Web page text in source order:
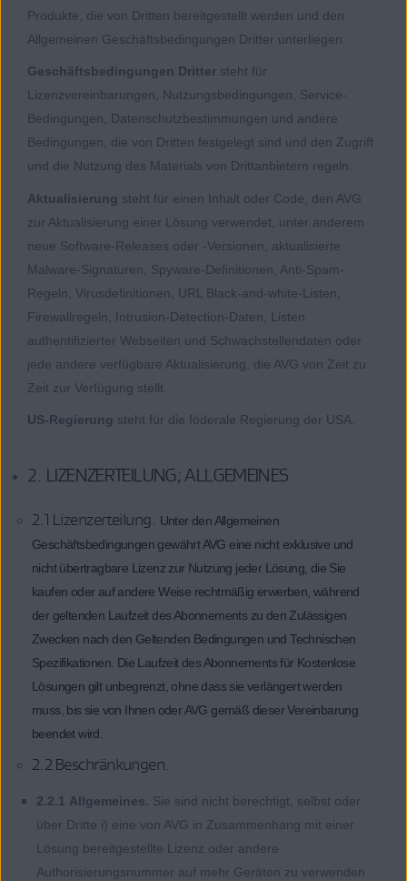
Produkte, die von Dritten bereitgestellt werden und den
Allgemeinen Geschäftsbedingungen Dritter unterliegen.
Geschäftsbedingungen Dritter steht für
Lizenzvereinbarungen, Nutzungsbedingungen, Service-
Bedingungen, Datenschutzbestimmungen und andere
Bedingungen, die von Dritten festgelegt sind und den Zugriff
und die Nutzung des Materials von Drittanbietern regeln.
Aktualisierung steht für einen Inhalt oder Code, den AVG
zur Aktualisierung einer Lösung verwendet, unter anderem
neue Software-Releases oder -Versionen, aktualisierte
Malware-Signaturen, Spyware-Definitionen, Anti-Spam-
Regeln, Virusdefinitionen, URL Black-and-white-Listen,
Firewallregeln, Intrusion-Detection-Daten, Listen
authentifizierter Webseiten und Schwachstellendaten oder
jede andere verfügbare Aktualisierung, die AVG von Zeit zu
Zeit zur Verfügung stellt.
US-Regierung steht für die föderale Regierung der USA.
2. LIZENZERTEILUNG; ALLGEMEINES
2.1 Lizenzerteilung. Unter den Allgemeinen
Geschäftsbedingungen gewährt AVG eine nicht exklusive und
nicht übertragbare Lizenz zur Nutzung jeder Lösung, die Sie
kaufen oder auf andere Weise rechtmäßig erwerben, während
der geltenden Laufzeit des Abonnements zu den Zulässigen
Zwecken nach den Geltenden Bedingungen und Technischen
Spezifikationen. Die Laufzeit des Abonnements für Kostenlose
Lösungen gilt unbegrenzt, ohne dass sie verlängert werden
muss, bis sie von Ihnen oder AVG gemäß dieser Vereinbarung
beendet wird.
2.2 Beschränkungen.
2.2.1 Allgemeines. Sie sind nicht berechtigt, selbst oder
über Dritte i) eine von AVG in Zusammenhang mit einer
Lösung bereitgestellte Lizenz oder andere
Authorisierungsnummer auf mehr Geräten zu verwenden